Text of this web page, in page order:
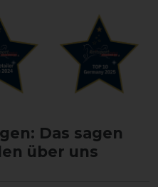
Das sagen
über uns